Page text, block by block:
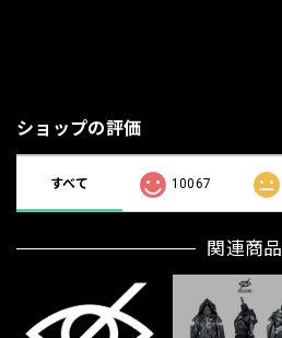
ショップの評価
すべて 10067
関連商品